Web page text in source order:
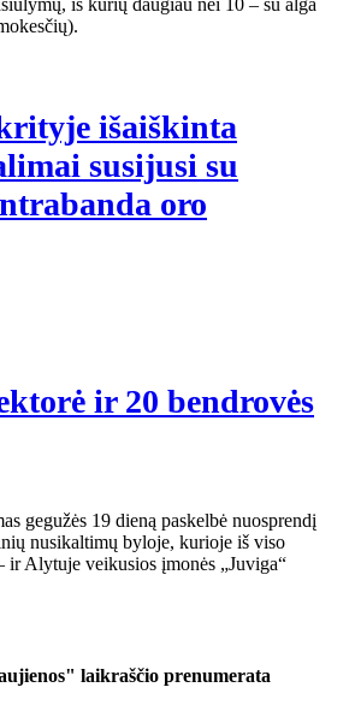
išaiškinta
susijusi su
oro
ir 20 bendrovės
gegužės 19 dieną paskelbė nuosprendį
nusikaltimų byloje, kurioje iš viso
ir Alytuje veikusios įmonės „Juviga“
laikraščio prenumerata